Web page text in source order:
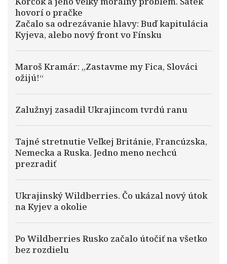
hovorí o pračke
Začalo sa odrezávanie hlavy: Buď kapitulácia
Kyjeva, alebo nový front vo Fínsku
Maroš Kramár: „Zastavme my Fica, Slováci
ožijú!“
Zalužnyj zasadil Ukrajincom tvrdú ranu
Tajné stretnutie Veľkej Británie, Francúzska,
Nemecka a Ruska. Jedno meno nechcú
prezradiť
Ukrajinský Wildberries. Čo ukázal nový útok
na Kyjev a okolie
Po Wildberries Rusko začalo útočiť na všetko
bez rozdielu